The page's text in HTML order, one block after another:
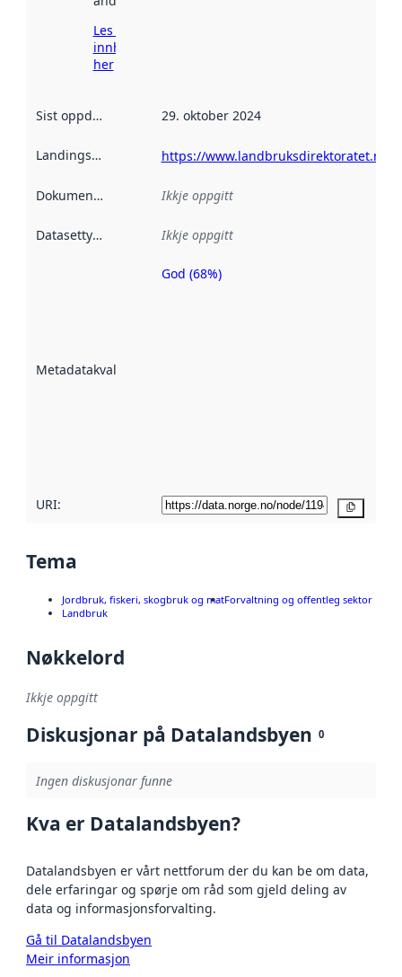
Les meir om
innhenting
her
Sist oppdatert 29. oktober 2024
Landingsside https://www.landbruksdirektoratet.no
Dokumentasjon Ikkje oppgitt
Datasettype Ikkje oppgitt
Metadatakvalitet
Metadatakvalitet
God (68%)
URI:
Tema
Jordbruk, fiskeri, skogbruk og matForvaltning og offentleg sektor
Landbruk
Nøkkelord
Ikkje oppgitt
Diskusjonar på Datalandsbyen 0
Ingen diskusjonar funne
Kva er Datalandsbyen?
Datalandsbyen er vårt nettforum der du kan be om data,
dele erfaringar og spørje om råd som gjeld deling av
data og informasjonsforvalting.
Gå til Datalandsbyen
Meir informasjon